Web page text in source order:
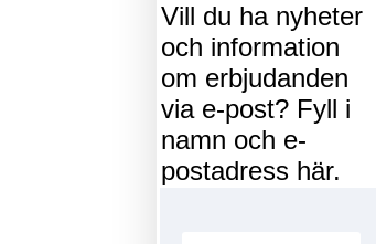
Vill du ha nyheter
och information
om erbjudanden
via e-post? Fyll i
namn och e-
postadress här.